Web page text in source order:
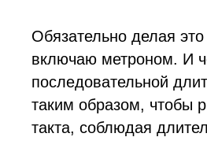
Обязательно делая
включаю метроном. И
последовательной
таким образом, чтобы
такта, соблюдая